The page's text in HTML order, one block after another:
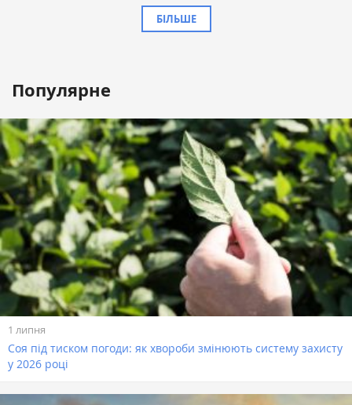
БІЛЬШЕ
Популярне
1 липня
Соя під тиском погоди: як хвороби змінюють систему захисту
у 2026 році